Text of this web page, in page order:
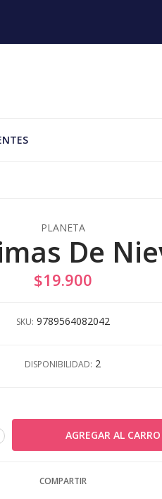
PLANETA
De
$19.900
SKU: 9789564082042
DISPONIBILIDAD: 2
COMPARTIR